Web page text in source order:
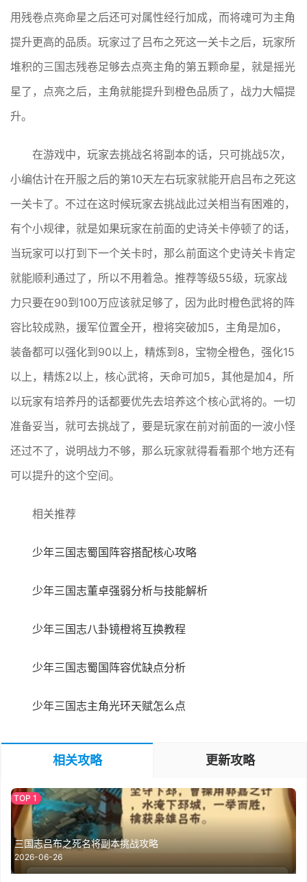
用残卷点亮命星之后还可对属性经行加成，而将魂可为主角
提升更高的品质。玩家过了吕布之死这一关卡之后，玩家所
堆积的三国志残卷足够去点亮主角的第五颗命星，就是摇光
星了，点亮之后，主角就能提升到橙色品质了，战力大幅提
升。
在游戏中，玩家去挑战名将副本的话，只可挑战5次，
小编估计在开服之后的第10天左右玩家就能开启吕布之死这
一关卡了。不过在这时候玩家去挑战此过关相当有困难的，
有个小规律，就是如果玩家在前面的史诗关卡停顿了的话，
当玩家可以打到下一个关卡时，那么前面这个史诗关卡肯定
就能顺利通过了，所以不用着急。推荐等级55级，玩家战
力只要在90到100万应该就足够了，因为此时橙色武将的阵
容比较成熟，援军位置全开，橙将突破加5，主角是加6，
装备都可以强化到90以上，精炼到8，宝物全橙色，强化15
以上，精炼2以上，核心武将，天命可加5，其他是加4，所
以玩家有培养丹的话都要优先去培养这个核心武将的。一切
准备妥当，就可去挑战了，要是玩家在前对前面的一波小怪
还过不了，说明战力不够，那么玩家就得看看那个地方还有
可以提升的这个空间。
相关推荐
少年三国志蜀国阵容搭配核心攻略
少年三国志董卓强弱分析与技能解析
少年三国志八卦镜橙将互换教程
少年三国志蜀国阵容优缺点分析
少年三国志主角光环天赋怎么点
相关攻略 更新攻略
三国志吕布之死名将副本挑战攻略
2026-06-26